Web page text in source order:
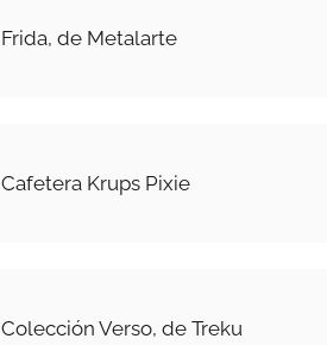
Frida, de Metalarte
Cafetera Krups Pixie
Colección Verso, de Treku